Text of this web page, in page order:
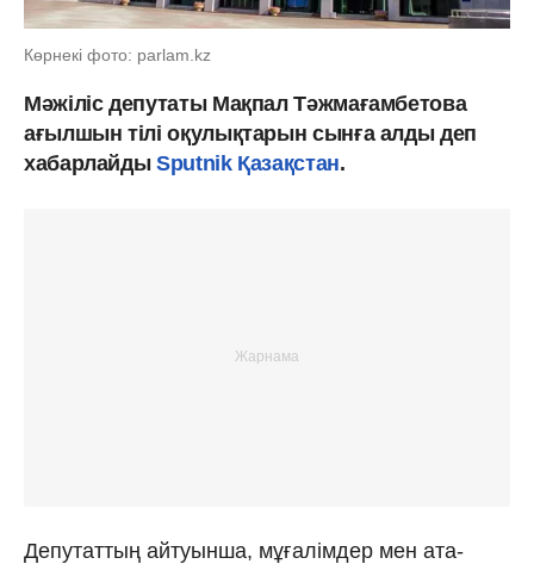
Көрнекі фото: parlam.kz
Мәжіліс депутаты Мақпал Тәжмағамбетова
ағылшын тілі оқулықтарын сынға алды деп
хабарлайдыSputnik Қазақстан.
Депутаттың айтуынша, мұғалімдер мен ата-